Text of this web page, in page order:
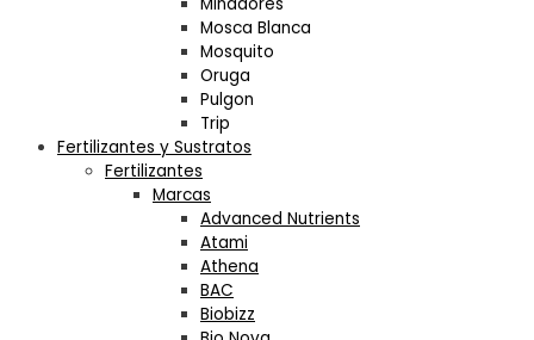
Mosca Blanca
Mosquito
Oruga
Pulgon
Trip
Fertilizantes y Sustratos
Fertilizantes
Marcas
Advanced Nutrients
Atami
Athena
BAC
Biobizz